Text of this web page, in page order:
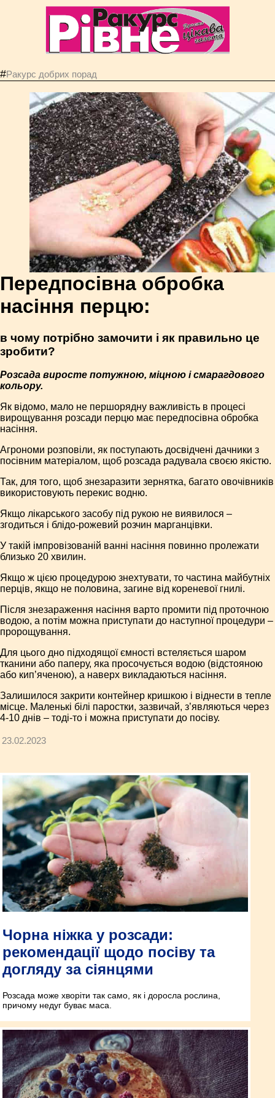
#Ракурс добрих порад
Передпосівна обробка
насіння перцю:
в чому потрібно замочити і як правильно це
зробити?
Розсада виросте потужною, міцною і смарагдового
кольору.
Як відомо, мало не першорядну важливість в процесі
вирощування розсади перцю має передпосівна обробка
насіння.
Агрономи розповіли, як поступають досвідчені дачники з
посівним матеріалом, щоб розсада радувала своєю якістю.
Так, для того, щоб знезаразити зернятка, багато овочівників
використовують перекис водню.
Якщо лікарського засобу під рукою не виявилося –
згодиться і блідо-рожевий розчин марганцівки.
У такій імпровізованій ванні насіння повинно пролежати
близько 20 хвилин.
Якщо ж цією процедурою знехтувати, то частина майбутніх
перців, якщо не половина, загине від кореневої гнилі.
Після знезараження насіння варто промити під проточною
водою, а потім можна приступати до наступної процедури –
пророщування.
Для цього дно підходящої ємності встеляється шаром
тканини або паперу, яка просочується водою (відстояною
або кип’яченою), а наверх викладаються насіння.
Залишилося закрити контейнер кришкою і віднести в тепле
місце. Маленькі білі паростки, зазвичай, з’являються через
4-10 днів – тоді-то і можна приступати до посіву.
23.02.2023
Чорна ніжка у розсади:
рекомендації щодо посіву та
догляду за сіянцями
Розсада може хворіти так само, як і доросла рослина,
причому недуг буває маса.